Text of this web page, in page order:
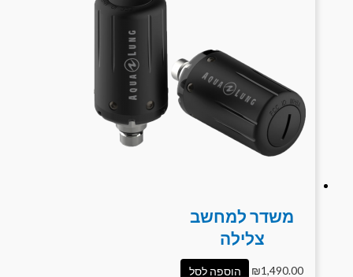
משדר למחשב
צלילה
₪1,490.00 הוספה לסל